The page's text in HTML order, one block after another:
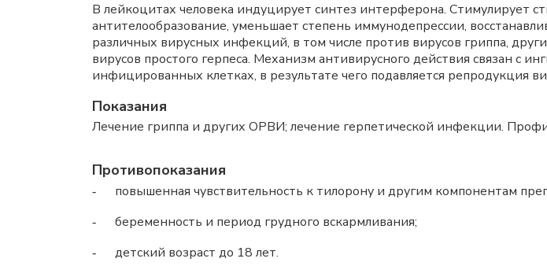
В лейкоцитах человека индуцирует синтез интерферона. Стимулирует
антителообразование, уменьшает степень иммунодепрессии,
различных вирусных инфекций, в том числе против вирусов гриппа,
вирусов простого герпеса. Механизм антивирусного действия связан с
инфицированных клетках, в результате чего подавляется репродукция
Показания
Лечение гриппа и других ОРВИ; лечение герпетической инфекции.
Противопоказания
- повышенная чувствительность к тилорону и другим компонентам
- беременность и период грудного вскармливания;
- детский возраст до 18 лет.